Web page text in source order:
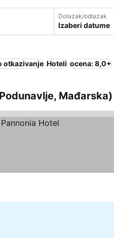
Dolazak/odlazak
Izaberi datume
otkazivanje Hoteli ocena: 8,0+
Mađarska)